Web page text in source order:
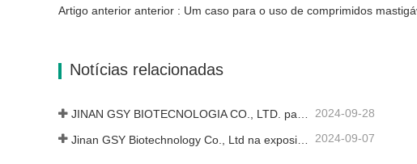
Artigo anterior anterior : Um caso para o uso de comprimidos
Notícias relacionadas
JINAN GSY BIOTECNOLOGIA CO., LTD. participou da Exposição Internacional de Pecuária do Paquistão de 2024 IPEX 2024-09-28
2024-09-07